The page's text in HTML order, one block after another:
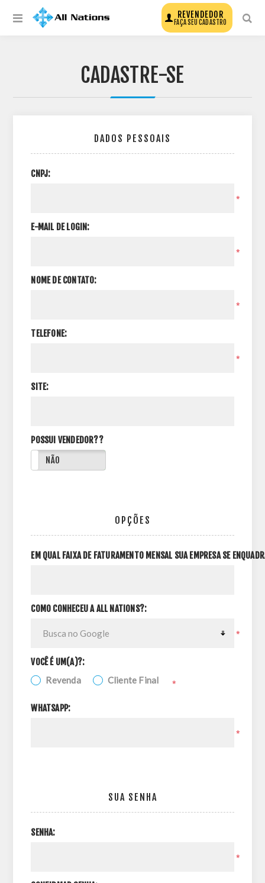
REVENDEDOR
FAÇA SEU CADASTRO
CADASTRE-SE
DADOS PESSOAIS
CNPJ:
*
E-MAIL DE LOGIN:
*
NOME DE CONTATO:
*
TELEFONE:
*
SITE:
POSSUI VENDEDOR??
NÃO
OPÇÕES
EM QUAL FAIXA DE FATURAMENTO MENSAL SUA EMPRESA SE
COMO CONHECEU A ALL NATIONS?:
*
VOCÊ É UM(A)?:
Revenda Cliente Final *
WHATSAPP:
*
SUA SENHA
SENHA:
*